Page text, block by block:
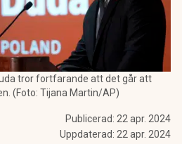
tror fortfarande att det går att
(Foto: Tijana Martin/AP)
Publicerad: 22 apr. 2024
Uppdaterad: 22 apr. 2024